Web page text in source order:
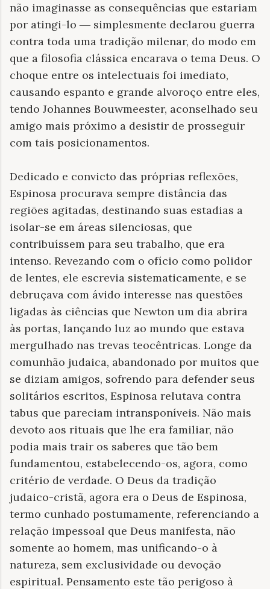
não imaginasse as consequências que estariam
por atingi-lo — simplesmente declarou guerra
contra toda uma tradição milenar, do modo em
que a filosofia clássica encarava o tema Deus. O
choque entre os intelectuais foi imediato,
causando espanto e grande alvoroço entre eles,
tendo Johannes Bouwmeester, aconselhado seu
amigo mais próximo a desistir de prosseguir
com tais posicionamentos.
Dedicado e convicto das próprias reflexões,
Espinosa procurava sempre distância das
regiões agitadas, destinando suas estadias a
isolar-se em áreas silenciosas, que
contribuíssem para seu trabalho, que era
intenso. Revezando com o ofício como polidor
de lentes, ele escrevia sistematicamente, e se
debruçava com ávido interesse nas questões
ligadas às ciências que Newton um dia abrira
às portas, lançando luz ao mundo que estava
mergulhado nas trevas teocêntricas. Longe da
comunhão judaica, abandonado por muitos que
se diziam amigos, sofrendo para defender seus
solitários escritos, Espinosa relutava contra
tabus que pareciam intransponíveis. Não mais
devoto aos rituais que lhe era familiar, não
podia mais trair os saberes que tão bem
fundamentou, estabelecendo-os, agora, como
critério de verdade. O Deus da tradição
judaico-cristã, agora era o Deus de Espinosa,
termo cunhado postumamente, referenciando a
relação impessoal que Deus manifesta, não
somente ao homem, mas unificando-o à
natureza, sem exclusividade ou devoção
espiritual. Pensamento este tão perigoso à